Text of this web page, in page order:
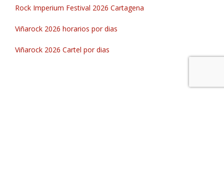
Rock Imperium Festival 2026 Cartagena
Viñarock 2026 horarios por dias
Viñarock 2026 Cartel por dias